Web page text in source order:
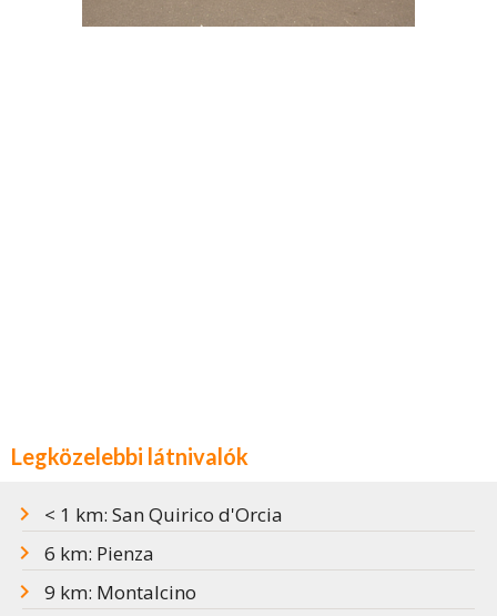
Legközelebbi látnivalók
< 1 km: San Quirico d'Orcia
6 km: Pienza
9 km: Montalcino